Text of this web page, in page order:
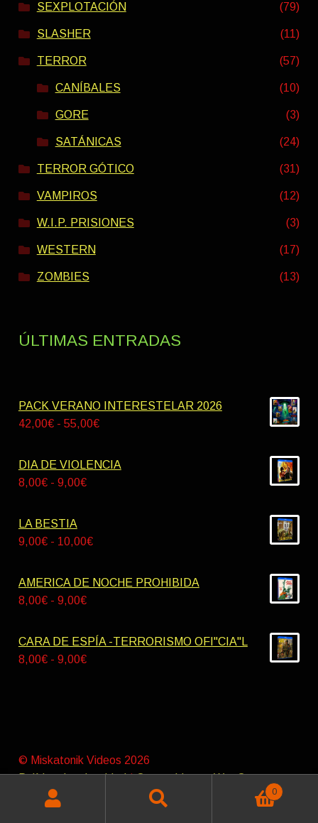
SEXPLOTACIÓN (79)
SLASHER (11)
TERROR (57)
CANÍBALES (10)
GORE (3)
SATÁNICAS (24)
TERROR GÓTICO (31)
VAMPIROS (12)
W.I.P. PRISIONES (3)
WESTERN (17)
ZOMBIES (13)
ÚLTIMAS ENTRADAS
PACK VERANO INTERESTELAR 2026
42,00€ - 55,00€Rango
precios:
DIA DE VIOLENCIA
8,00€ - 9,00€Rango
desde
9,00€
LA BESTIA
9,00€ - 10,00€Rango
precios:
10,00€
AMERICA DE NOCHE PROHIBIDA
8,00€ - 9,00€Rango
precios:
desde
CARA DE ESPÍA -TERRORISMO OFI"CIA"L
8,00€ - 9,00€Rango
9,00€
© Miskatonik Videos 2026
Política de privacidad
Construido con WooCommerce.
Buscar
0